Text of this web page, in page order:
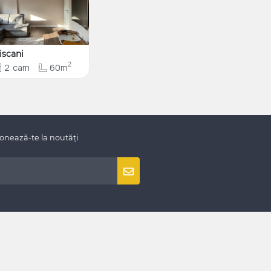
2 cam 60m2
te la noutăți